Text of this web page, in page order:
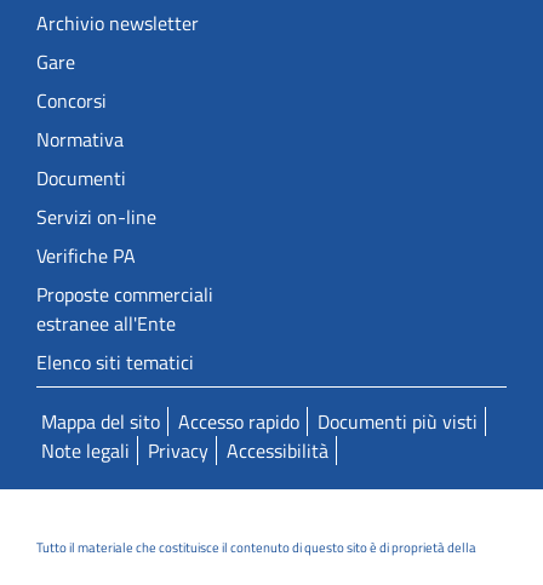
Archivio newsletter
Gare
Concorsi
Normativa
Documenti
Servizi on-line
Verifiche PA
Proposte commerciali
estranee all'Ente
Elenco siti tematici
Mappa del sito Accesso rapido
Documenti più visti
Note legali
Privacy Accessibilità
Tutto il materiale che costituisce il contenuto di questo sito è di proprietà della